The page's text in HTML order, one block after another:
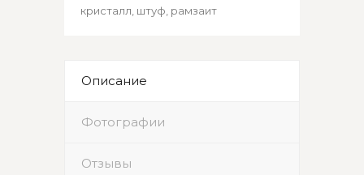
кристалл штуф рамзаит
Описание
Фотографии
Отзывы